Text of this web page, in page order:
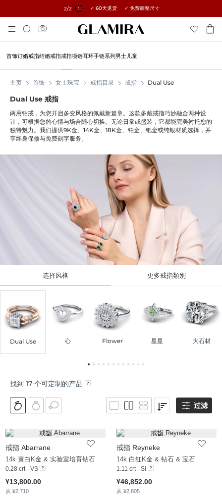
1/2 所有订单15%优惠 →
✓ 60天退货 ✓ 免费调整尺寸
到
内
搜
首饰订婚戒指结婚戒指戒指项链耳环手链系列男士儿童
主页 首饰 女士珠宝 戒指目录 戒指 Dual Use
Dual Use 戒指
两用钻戒，为您开启多变风格的佩戴新篇章。这款多戴戒指巧妙融合两种设
计，可根据您的心情与场合随心切换。无论日常或盛装，它都能完美衬托您的
独特魅力。我们提供9K金、14K金、18K金、铂金、钯金或纯银材质选择，并
享终身保修与免费刻字服务。
选择风格
Dual Use 心 Flower 星星 大石材
更多戒指類別
找到 17 个可定制的产品
过滤
戒指 Abarrane
14k 黄白K金 & 实验室培育钻石
0.28 crt - VS
¥13,800.00
从 ¥2,710
戒指 Reyneke
14k 白红K金 & 钻石 & 宝石
1.11 crt - SI
¥46,852.00
从 ¥2,805